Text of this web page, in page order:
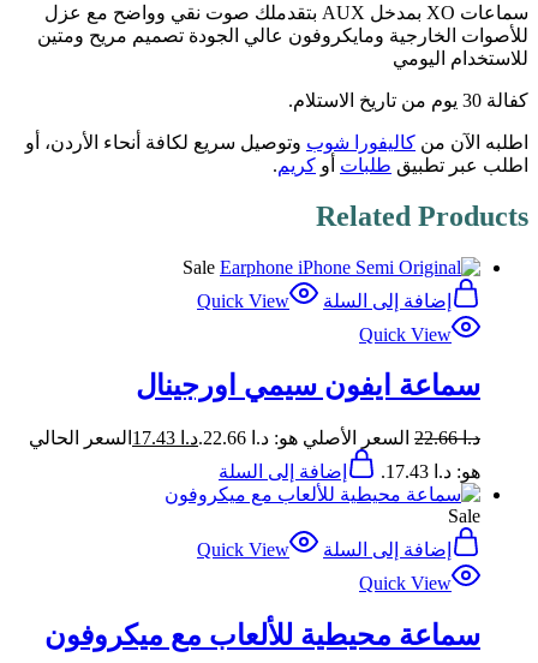
سماعات XO بمدخل AUX بتقدملك صوت نقي وواضح مع عزل
للأصوات الخارجية ومايكروفون عالي الجودة تصميم مريح ومتين
للاستخدام اليومي
كفالة 30 يوم من تاريخ الاستلام.
اطلبه الآن من كاليفورا شوب وتوصيل سريع لكافة أنحاء الأردن، أو
اطلب عبر تطبيق طلبات أو كريم.
Related Products
Sale
إضافة إلى السلة
Quick View
Quick View
سماعة ايفون سيمي اورجينال
د.ا22.66 السعر الأصلي هو: د.ا 22.66. د.ا
السعر الحالي
هو: د.ا 17.43.
إضافة إلى السلة
Sale
إضافة إلى السلة
Quick View
Quick View
سماعة محيطية للألعاب مع ميكروفون